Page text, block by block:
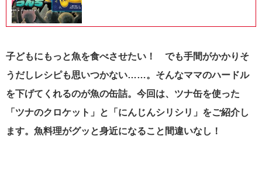
子どもにもっと魚を食べさせたい！ でも手間がかかりそ
うだしレシピも思いつかない……。 そんなママのハードル
を下げてくれるのが魚の缶詰。今回は、ツナ缶を使った
「ツナのクロケット」と「にんじんシリシリ」をご紹介し
ます。魚料理がグッと身近になること間違いなし！